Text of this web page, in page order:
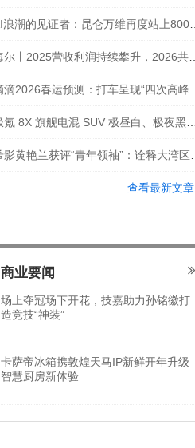
查看最新文章
商业要闻
场上夺冠场下开花，技嘉助力孙铭徽打
造竞技“神装”
卡萨帝冰箱携敦煌天马IP新鲜开年升级
智慧厨房新体验